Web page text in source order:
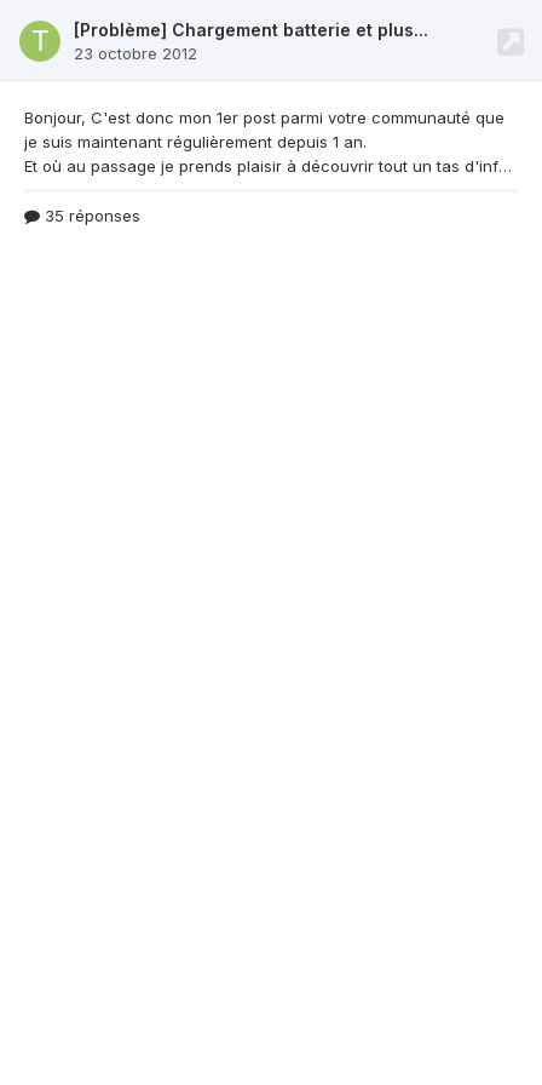
[Problème] Chargement batterie et plus...
23 octobre 2012
Bonjour, C'est donc mon 1er post parmi votre communauté que
je suis maintenant régulièrement depuis 1 an.
Et où au passage je prends plaisir à découvrir tout un tas d'infos intéressantes :) . Trève de bavardages, je vous expose mon problème en priant de pouvoir trouver quelqu'un qui puisse m'aider :) . Mon toutou a renversé un verre de jus d'orange sur la table où mon GS2 était posé :-(.... Pas eu le temps ni le réflexe de l'enlever, dommage. Depuis, c'est un peu la cata au niveau de l'indica
35 réponses